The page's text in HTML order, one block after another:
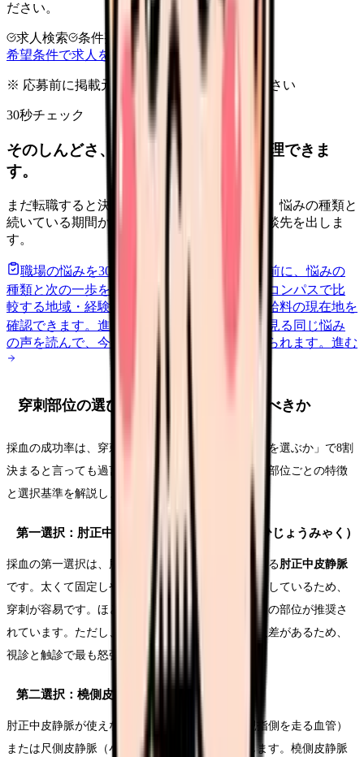
ださい。
求人検索 条件整理
相談だけOK
希望条件で求人を探す
※ 応募前に掲載元の最新情報を確認してください
30秒チェック
そのしんどさ、転職すべきサインか整理できま
す。
まだ転職すると決めていなくても大丈夫です。悩みの種類と
続いている期間から、次に見るべき記事と相談先を出しま
す。
職場の悩みを30秒で診断
辞めるべきか迷う前に、悩みの
種類と次の一歩を整理します。
給料コンパスで比
較する地域・経験年数・施設形態から、今の給料の現在地を
確認できます。 進む 匿名掲示板で本音を見る 同じ悩み
の声を読んで、今の職場だけの問題か確かめられます。 進む
穿刺部位の選び方｜どこの血管を狙うべきか
採血の成功率は、穿刺テクニック以前に「どの血管を選ぶか」で8割
決まると言っても過言ではありません。ここでは、部位ごとの特徴
と選択基準を解説します。
第一選択：肘正中皮静脈（ちゅうせいちゅうひじょうみゃく）
採血の第一選択は、肘窩（肘の内側のくぼみ）を走る肘正中皮静脈
です。太くて固定しやすく、比較的浅い位置を走行しているため、
穿刺が容易です。ほとんどの採血マニュアルでもこの部位が推奨さ
れています。ただし、肘正中皮静脈の走行には個人差があるため、
視診と触診で最も怒張が良い血管を選びましょう。
第二選択：橈側皮静脈・尺側皮静脈
肘正中皮静脈が使えない場合は、橈側皮静脈（親指側を走る血管）
または尺側皮静脈（小指側を走る血管）を選択します。橈側皮静脈